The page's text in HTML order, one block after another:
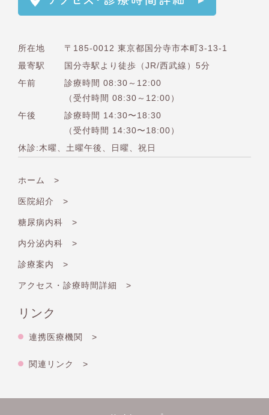
所在地
〒185-0012 東京都国分寺市本町3-13-1
最寄駅
国分寺駅より徒歩（JR/西武線）5分
午前
診療時間 08:30～12:00
（受付時間 08:30～12:00）
午後
診療時間 14:30〜18:30
（受付時間 14:30〜18:00）
休診:木曜、土曜午後、日曜、祝日
ホーム >
医院紹介 >
糖尿病内科 >
内分泌内科 >
診療案内 >
アクセス・診療時間詳細 >
リンク
連携医療機関 >
関連リンク >